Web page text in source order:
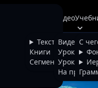
Тексты
Книги
Сегментатор
Видео
Видео
Уроки
Уроки
На
С